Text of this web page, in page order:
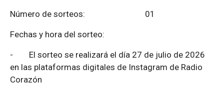
Número de sorteos: 01
Fechas y hora del sorteo:
- El sorteo se realizará el día 27 de julio de 2026
en las plataformas digitales de Instagram de Radio
Corazón